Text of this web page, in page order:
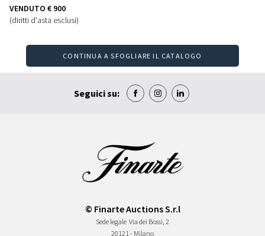
VENDUTO € 900
(diritti d'asta esclusi)
CONTINUA A SFOGLIARE IL CATALOGO
Seguici su:
© Finarte Auctions S.r.l
Sede legale Via dei Bossi, 2
20121 - Milano